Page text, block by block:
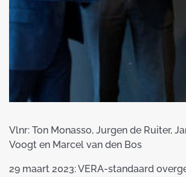
Vlnr: Ton Monasso, Jurgen de Ruiter,
Voogt en Marcel van den Bos
29 maart 2023: VERA-standaard